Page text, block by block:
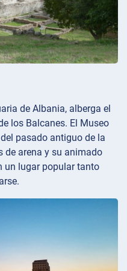
de Albania, alberga el
los Balcanes. El Museo
pasado antiguo de la
de arena y su animado
un lugar popular tanto